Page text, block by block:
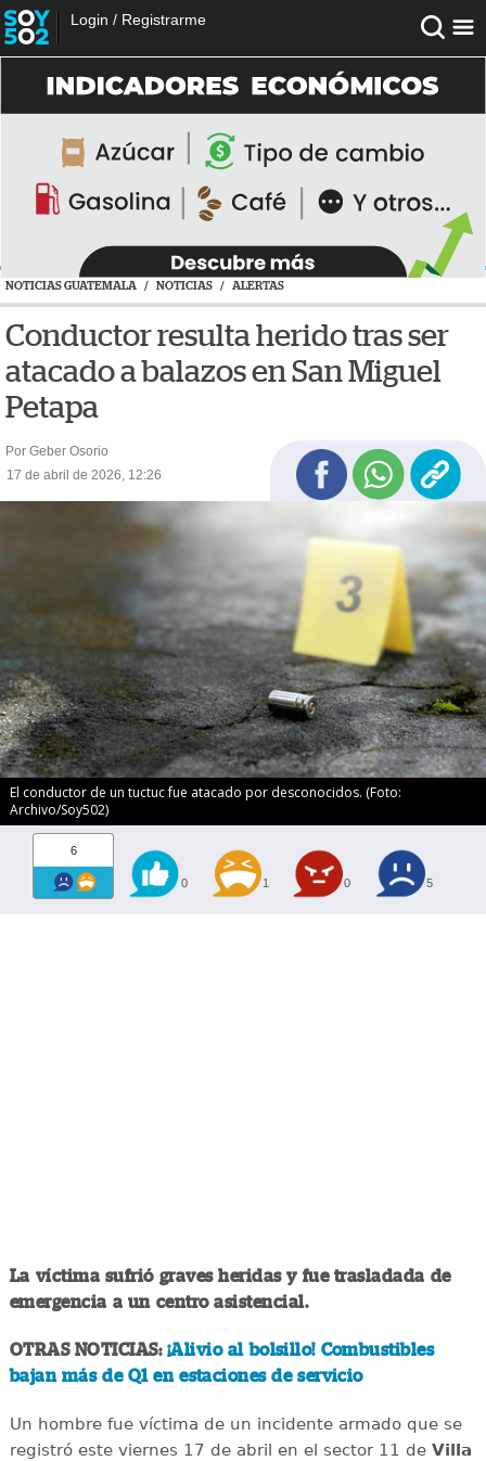
Login / Registrarme
NOTICIAS GUATEMALA / NOTICIAS / ALERTAS
Conductor resulta herido tras ser
atacado a balazos en San Miguel
Petapa
Por Geber Osorio
17 de abril de 2026, 12:26
El conductor de un tuctuc fue atacado por desconocidos. (Foto:
Archivo/Soy502)
6
0 1 0 5
La víctima sufrió graves heridas y fue trasladada de
emergencia a un centro asistencial.
OTRAS NOTICIAS: ¡Alivio al bolsillo! Combustibles
bajan más de Q1 en estaciones de servicio
Un hombre fue víctima de un incidente armado que se
registró este viernes 17 de abril en el sector 11 de Villa